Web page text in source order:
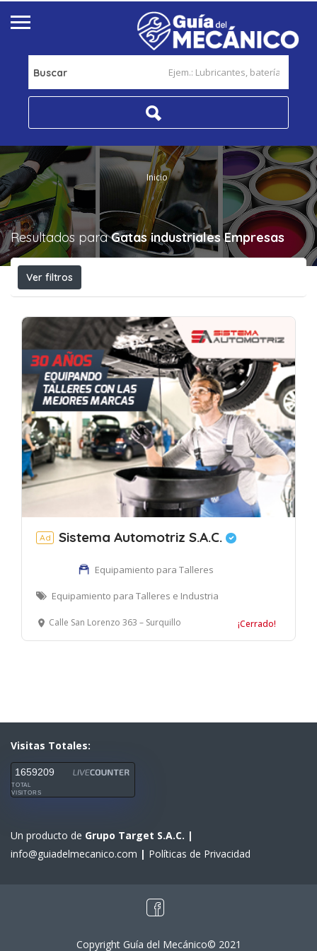
Buscar
Inicio
Resultados paraGatas industriales Empresas
Ver filtros
Ad Sistema Automotriz S.A.C.
Equipamiento para Talleres
Equipamiento para Talleres e Industria
Calle San Lorenzo 363 – Surquillo ¡Cerrado!
Visitas Totales:
1659209
TOTAL
VISITORS
Un producto de Grupo Target S.A.C. |
info@guiadelmecanico.com | Políticas de Privacidad
Copyright Guía del Mecánico© 2021